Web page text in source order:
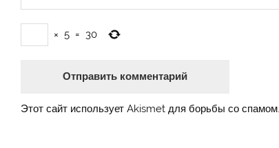
× 5 = 30
Этот сайт использует Akismet для борьбы со